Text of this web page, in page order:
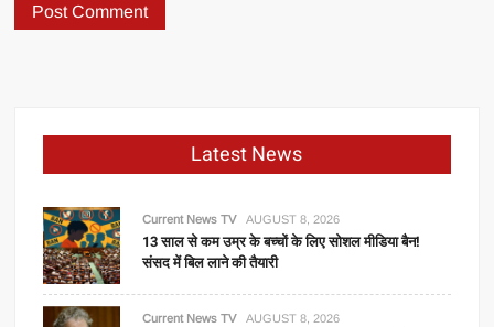
Latest News
Current News TV AUGUST 8, 2026
13 साल से कम उम्र के बच्चों के लिए सोशल मीडिया बैन!
संसद में बिल लाने की तैयारी
Current News TV AUGUST 8, 2026